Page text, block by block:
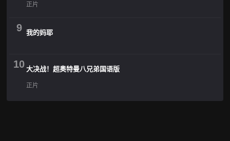
正片
9 我的妈耶
10 大决战！超奥特曼八兄弟国语版
正片